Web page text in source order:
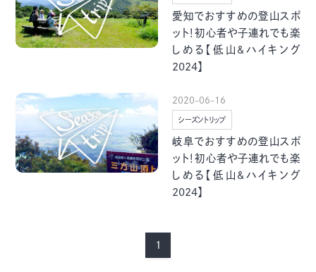
スタッフ紹介
お問い合わせ
検索する
CLOSE
愛知でおすすめの登山スポ
ット！初心者や子連れでも楽
しめる【低山&ハイキング
2024】
2020-06-16
シーズントリップ
岐阜でおすすめの登山スポ
ット！初心者や子連れでも楽
しめる【低山&ハイキング
2024】
1